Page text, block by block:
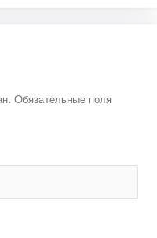
Обязательные поля